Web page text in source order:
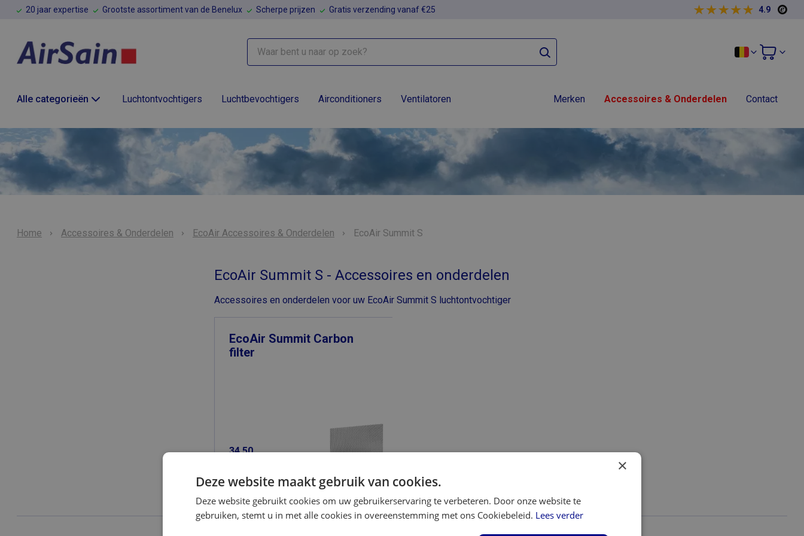
20 jaar expertise Grootste assortiment van de Benelux Scherpe prijzen Gratis verzending vanaf €25 4.9
Alle categorieën Luchtontvochtigers Luchtbevochtigers Airconditioners Ventilatoren Merken Accessoires & Onderdelen Contact
Home Accessoires & Onderdelen EcoAir Accessoires & Onderdelen EcoAir Summit S
EcoAir Summit S - Accessoires en onderdelen
Accessoires en onderdelen voor uw EcoAir Summit S luchtontvochtiger
EcoAir Summit Carbon
filter
34,50
Bekijk
20 jaar expertise Grootste assortiment van de Benelux Scherpe prijzen
×
Deze website maakt gebruik van cookies.
Deze website gebruikt cookies om uw gebruikerservaring te verbeteren. Door onze website te
gebruiken, stemt u in met alle cookies in overeenstemming met ons Cookiebeleid. Lees verder